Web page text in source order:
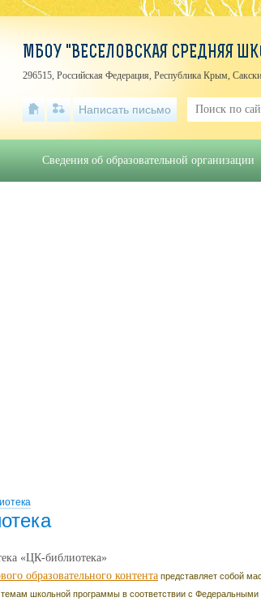
«ЦК-библиотека»
образовательного контента представляет собой
школьной программы в соответствии с Федеральными
МБОУ "ВЕСЕЛОВСКАЯ СРЕДНЯЯ
296515, Российская Федерация, Республика Крым,
Написать письмо
Сведения об образовательной организации